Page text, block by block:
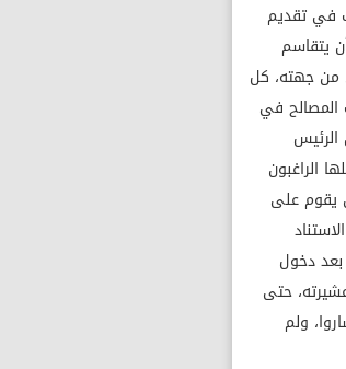
في تقديم
يتقاسم
من جهته، كل
المصالح في
الراغبون
يقوم على
بعد دخول
حتى
ولم